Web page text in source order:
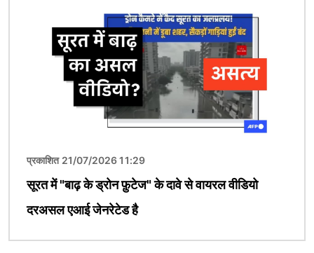
प्रकाशित 21/07/2026 11:29
सूरत में "बाढ़ के ड्रोन फ़ुटेज" के दावे से वायरल वीडियो
दरअसल एआई जेनरेटेड है